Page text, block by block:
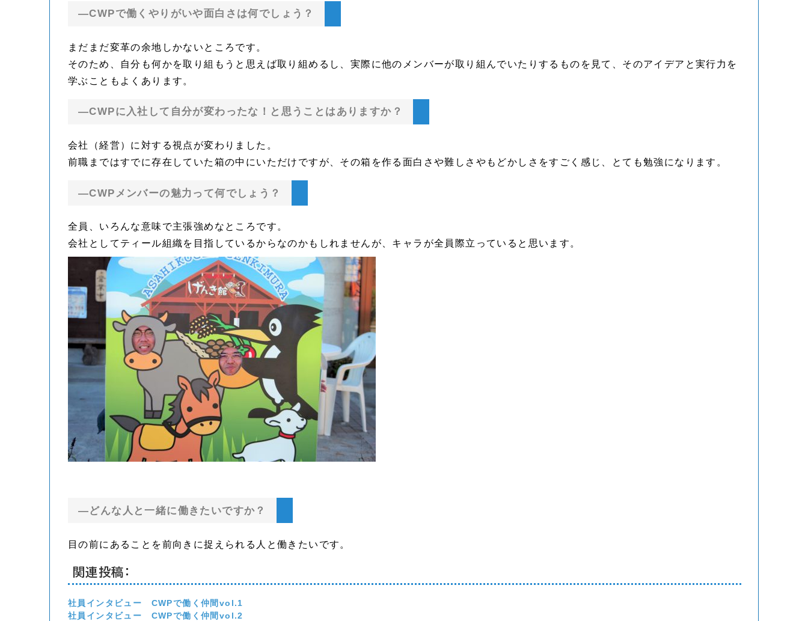
—CWPで働くやりがいや面白さは何でしょう？
まだまだ変革の余地しかないところです。
そのため、自分も何かを取り組もうと思えば取り組めるし、実際に他のメンバーが取り組んでいたりするものを見て、そのアイデアと実行力を
学ぶこともよくあります。
—CWPに入社して自分が変わったな！と思うことはありますか？
会社（経営）に対する視点が変わりました。
前職まではすでに存在していた箱の中にいただけですが、その箱を作る面白さや難しさやもどかしさをすごく感じ、とても勉強になります。
—CWPメンバーの魅力って何でしょう？
全員、いろんな意味で主張強めなところです。
会社としてティール組織を目指しているからなのかもしれませんが、キャラが全員際立っていると思います。
—どんな人と一緒に働きたいですか？
目の前にあることを前向きに捉えられる人と働きたいです。
関連投稿:
社員インタビュー CWPで働く仲間vol.1
社員インタビュー CWPで働く仲間vol.2